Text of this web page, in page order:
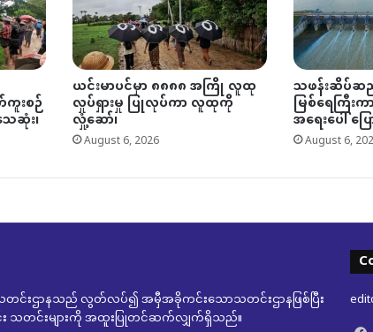
ကူးစဉ်
ေဆုံး၊
ယင်းမာပင်မှာ ၈၈၈၈ အကြို လူထု
လှုပ်ရှားမှု ပြုလုပ်ကာ လူထုကို
လှုံ့ဆော်၊
August 6, 2026
သဖန်းဆိပ်ဆ
မြစ်ရေကြီး
အရေးပေါ် ပြ
August 6,
သတင်းဌာနသည် လွတ်လပ်၍ အမှီအခိုကင်းသောသတင်းဌာနဖြစ်ပြီး
င်း သတင်းများကို အထူးပြုတင်ဆက်လျှက်ရှိသည်။